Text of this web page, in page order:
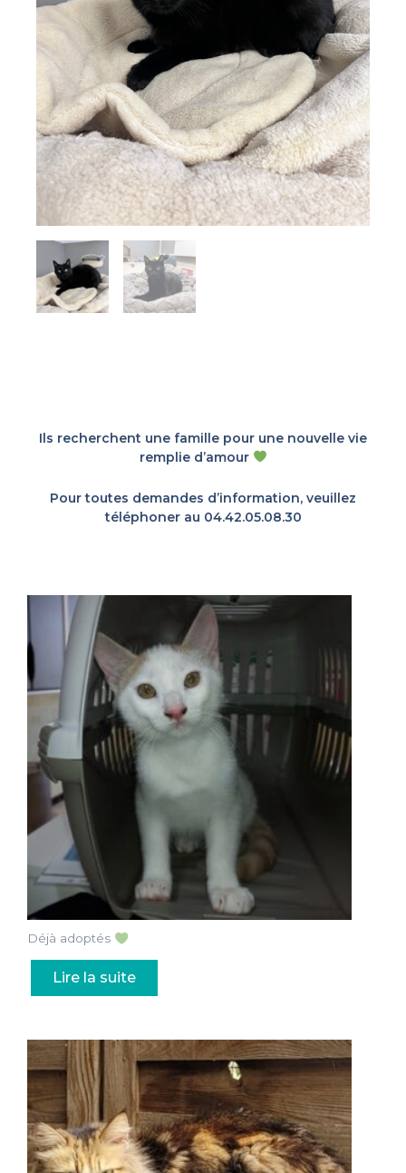
Ils recherchent une famille pour une nouvelle vie
remplie d’amour
Pour toutes demandes d’information, veuillez
téléphoner au 04.42.05.08.30
Déjà adoptés
Lire la suite